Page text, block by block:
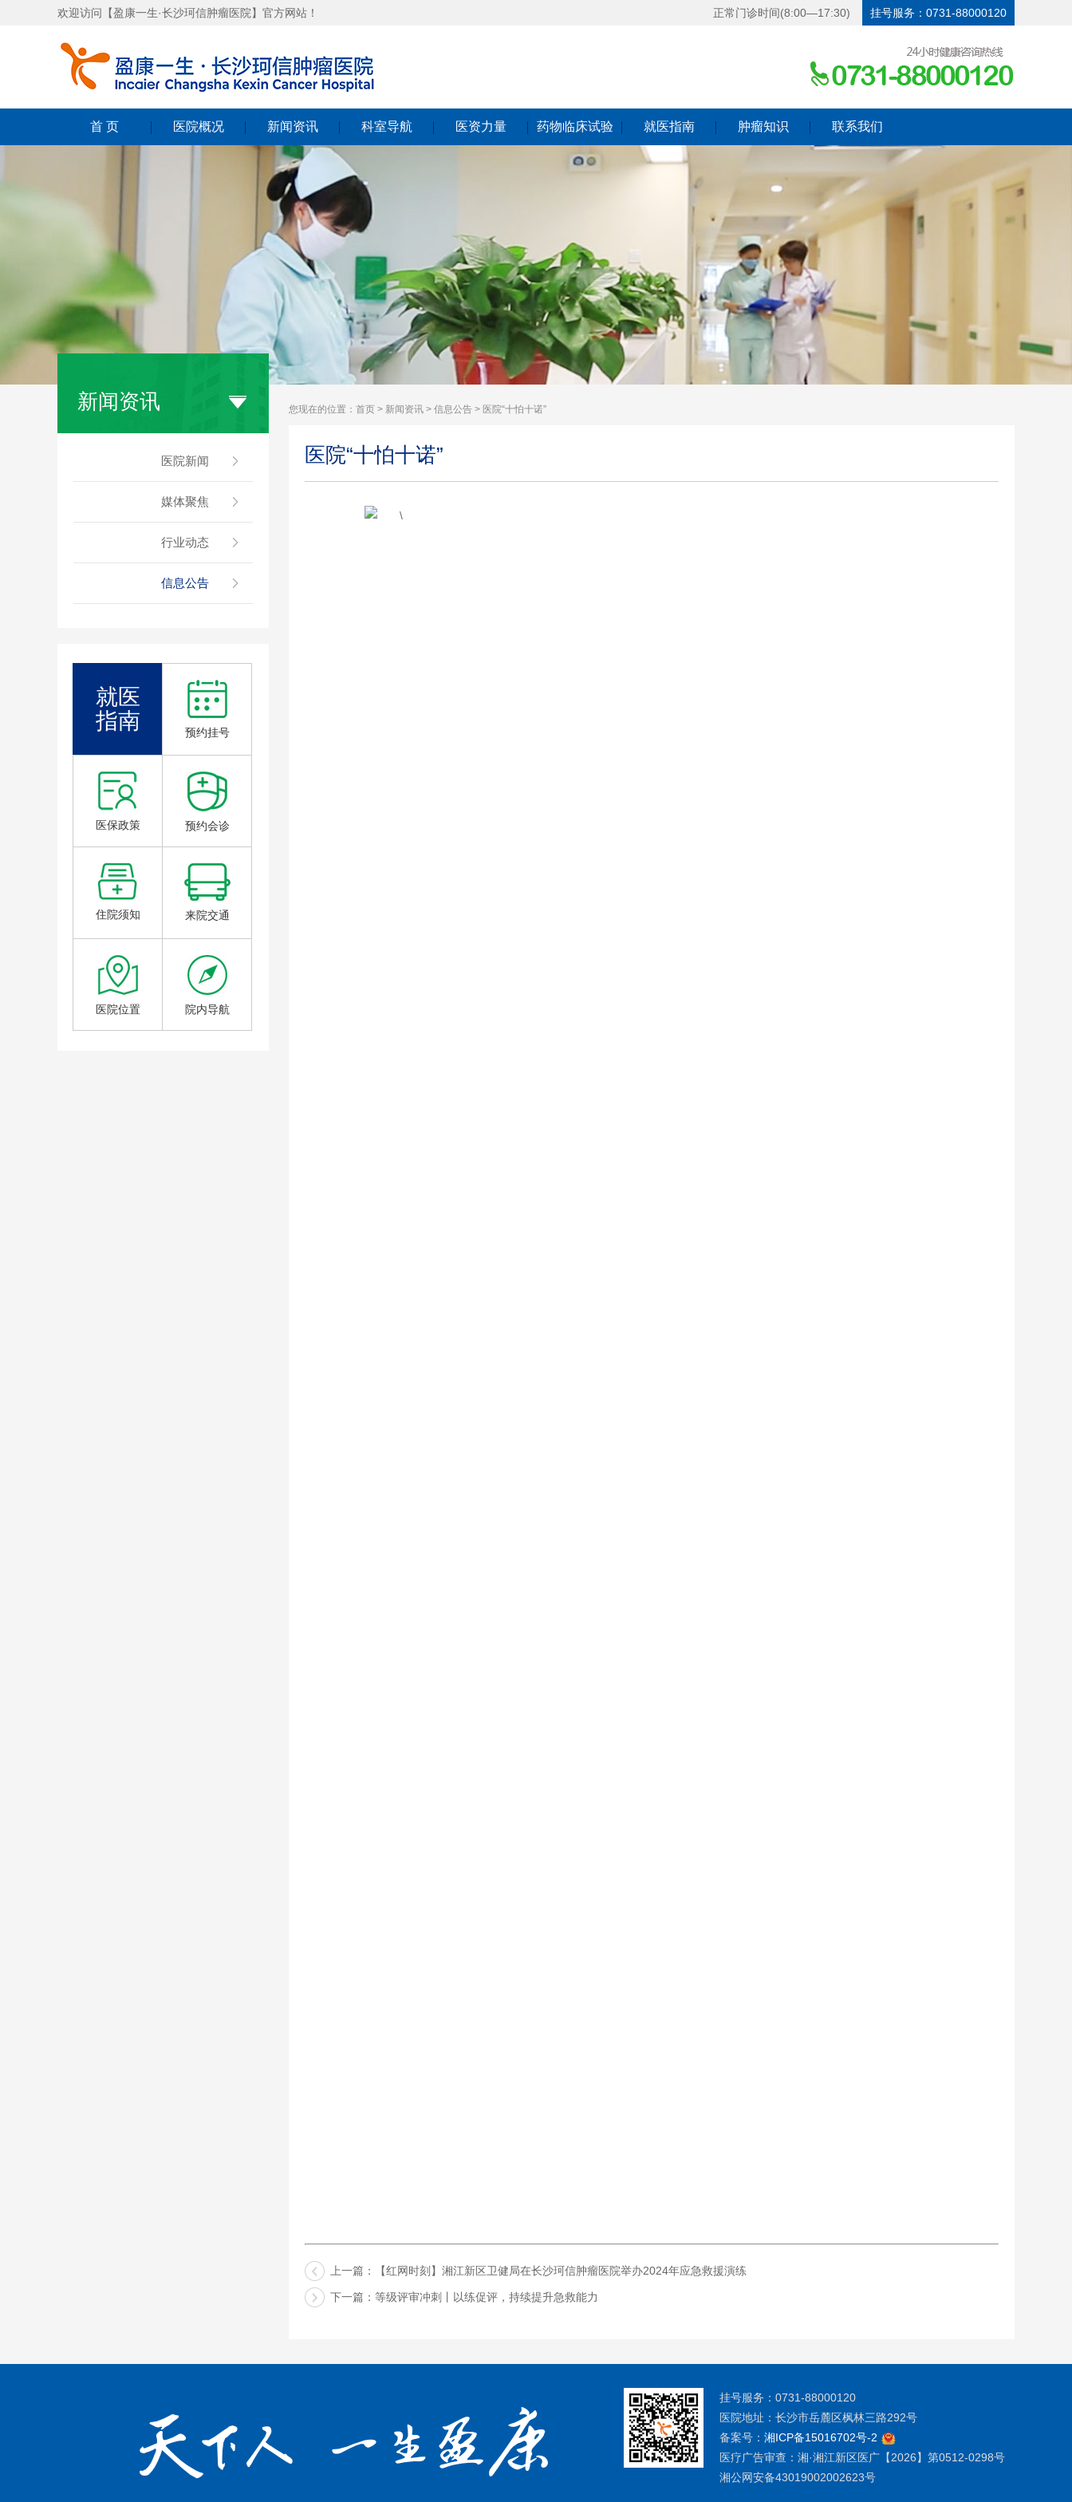
正常门诊时间(8:00—17:30) 挂号服务：0731-88000120
欢迎访问【盈康一生·长沙珂信肿瘤医院】官方网站！
首 页 医院概况 新闻资讯 科室导航 医资力量 药物临床试验 就医指南 肿瘤知识 联系我们
新闻资讯
医院新闻
媒体聚焦
行业动态
信息公告
就医
指南
预约挂号
医保政策 预约会诊
住院须知 来院交通
医院位置 院内导航
您现在的位置： 首页 > 新闻资讯 > 信息公告 > 医院“十怕十诺”
医院“十怕十诺”
上一篇：【红网时刻】湘江新区卫健局在长沙珂信肿瘤医院举办2024年应急救援演练
下一篇：等级评审冲刺丨以练促评，持续提升急救能力
挂号服务：0731-88000120
医院地址：长沙市岳麓区枫林三路292号
备案号： 湘ICP备15016702号-2
医疗广告审查：湘·湘江新区医广【2026】第0512-0298号
湘公网安备43019002002623号